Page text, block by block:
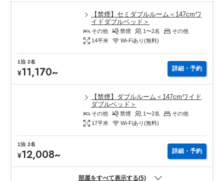
【禁煙】セミダブルルーム＜147cmワ
イドダブルベッド＞
その他 禁煙 1〜2名
その他
14平米 Wi-Fiあり(無料)
1泊 2名
¥11,170~ 詳細・予約
【禁煙】ダブルルーム＜147cmワイド
ダブルベッド＞
その他 禁煙 1〜2名
その他
17平米 Wi-Fiあり(無料)
1泊 2名
¥12,008~ 詳細・予約
部屋をすべて表示する(5)